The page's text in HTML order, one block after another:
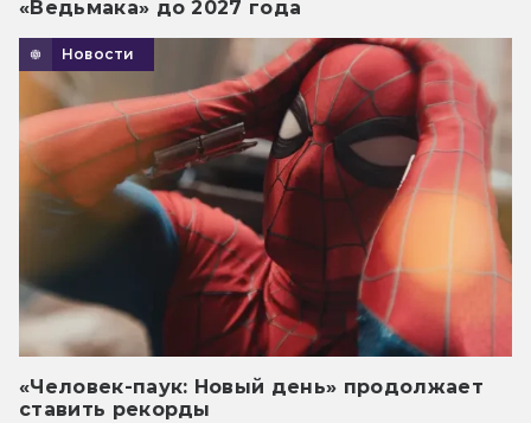
«Ведьмака» до 2027 года
Новости
«Человек-паук: Новый день» продолжает
ставить рекорды